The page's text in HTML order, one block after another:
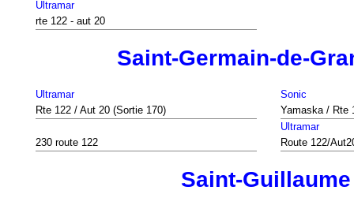
Ultramar
rte 122 - aut 20
Saint-Germain-de-
Ultramar
Rte 122 / Aut 20 (Sortie 170)
Sonic
Yamaska / Rte
230 route 122
Ultramar
Route 122/
Saint-Guillaume